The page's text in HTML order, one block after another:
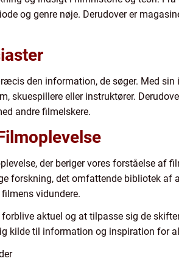
og genre nøje. Derudover er
den information, de søger. Med
skuespillere eller instruktører.
andre filmelskere.
der beriger vores forståelse af
forskning, det omfattende bibliotek
vidundere.
aktuel og at tilpasse sig de
kilde til information og inspiration for